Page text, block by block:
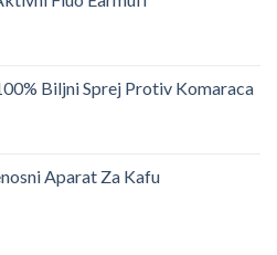
Biljni Sprej Protiv Komaraca
Aparat Za Kafu